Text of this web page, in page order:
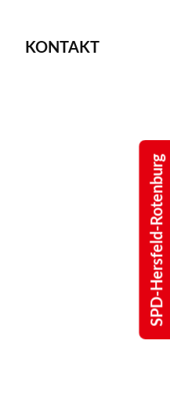
KONTAKT
SPD-Hersfeld-Rotenburg